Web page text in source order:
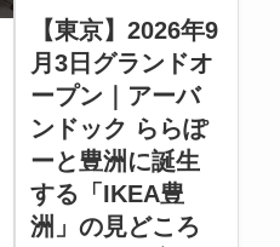
【東京】2026年9
月3日グランドオ
ープン｜アーバ
ンドック ららぽ
ーと豊洲に誕生
する「IKEA豊
洲」の見どころ